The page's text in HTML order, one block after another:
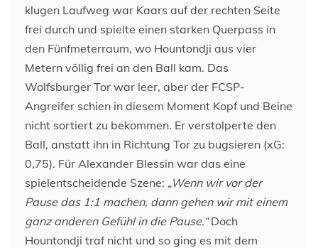
klugen Laufweg war Kaars auf der rechten Seite
frei durch und spielte einen starken Querpass in
den Fünfmeterraum, wo Hountondji aus vier
Metern völlig frei an den Ball kam. Das
Wolfsburger Tor war leer, aber der FCSP-
Angreifer schien in diesem Moment Kopf und Beine
nicht sortiert zu bekommen. Er verstolperte den
Ball, anstatt ihn in Richtung Tor zu bugsieren (xG:
0,75). Für Alexander Blessin war das eine
spielentscheidende Szene: „Wenn wir vor der
Pause das 1:1 machen, dann gehen wir mit einem
ganz anderen Gefühl in die Pause.“Doch
Hountondji traf nicht und so ging es mit dem